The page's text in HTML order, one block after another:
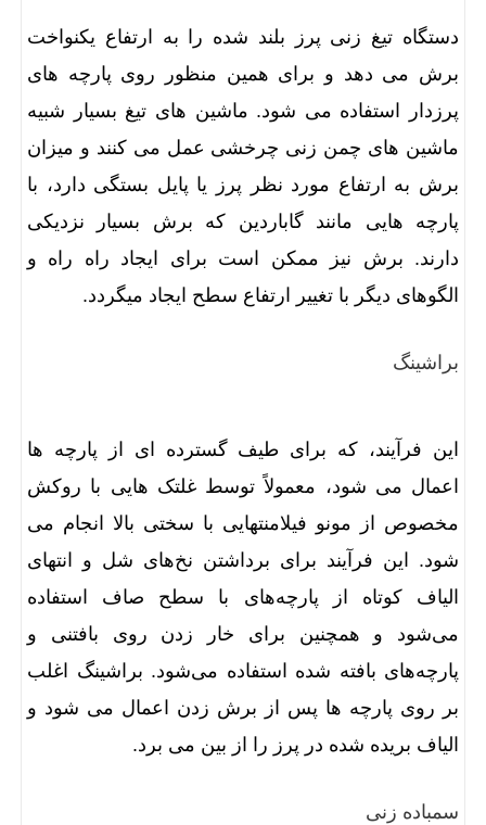
دستگاه تیغ زنی پرز بلند شده را به ارتفاع یکنواخت
برش می دهد و برای همین منظور روی پارچه های
پرزدار استفاده می شود. ماشین های تیغ بسیار شبیه
ماشین های چمن زنی چرخشی عمل می کنند و میزان
برش به ارتفاع مورد نظر پرز یا پایل بستگی دارد، با
پارچه هایی مانند گاباردین که برش بسیار نزدیکی
دارند. برش نیز ممکن است برای ایجاد راه راه و
الگوهای دیگر با تغییر ارتفاع سطح ایجاد میگردد.
براشینگ
این فرآیند، که برای طیف گسترده ای از پارچه ها
اعمال می شود، معمولاً توسط غلتک هایی با روکش
مخصوص از مونو فیلامنتهایی با سختی بالا انجام می
شود. این فرآیند برای برداشتن نخ‌های شل و انتهای
الیاف کوتاه از پارچه‌های با سطح صاف استفاده
می‌شود و همچنین برای خار زدن روی بافتنی و
پارچه‌های بافته شده استفاده می‌شود. براشینگ اغلب
بر روی پارچه ها پس از برش زدن اعمال می شود و
الیاف بریده شده در پرز را از بین می برد.
سمباده زنی